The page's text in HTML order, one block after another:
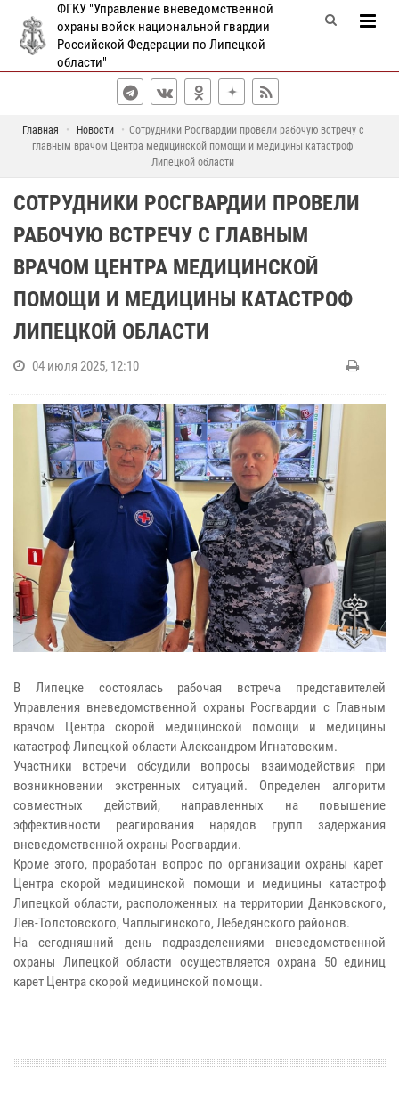
ФГКУ "Управление вневедомственной
охраны войск национальной гвардии
Российской Федерации по Липецкой
области"
Главная Новости
Сотрудники Росгвардии провели рабочую встречу с
главным врачом Центра медицинской помощи и медицины катастроф
Липецкой области
СОТРУДНИКИ РОСГВАРДИИ ПРОВЕЛИ
РАБОЧУЮ ВСТРЕЧУ С ГЛАВНЫМ
ВРАЧОМ ЦЕНТРА МЕДИЦИНСКОЙ
ПОМОЩИ И МЕДИЦИНЫ КАТАСТРОФ
ЛИПЕЦКОЙ ОБЛАСТИ
04 июля 2025, 12:10
В Липецке состоялась рабочая встреча представителей
Управления вневедомственной охраны Росгвардии с Главным
врачом Центра скорой медицинской помощи и медицины
катастроф Липецкой области Александром Игнатовским.
Участники встречи обсудили вопросы взаимодействия при
возникновении экстренных ситуаций. Определен алгоритм
совместных действий, направленных на повышение
эффективности реагирования нарядов групп задержания
вневедомственной охраны Росгвардии.
Кроме этого, проработан вопрос по организации охраны карет
Центра скорой медицинской помощи и медицины катастроф
Липецкой области, расположенных на территории Данковского,
Лев-Толстовского, Чаплыгинского, Лебедянского районов.
На сегодняшний день подразделениями вневедомственной
охраны Липецкой области осуществляется охрана 50 единиц
карет Центра скорой медицинской помощи.